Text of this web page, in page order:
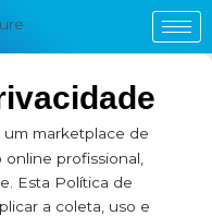
um marketplace de
profissional,
Esta Política de
a coleta, uso e